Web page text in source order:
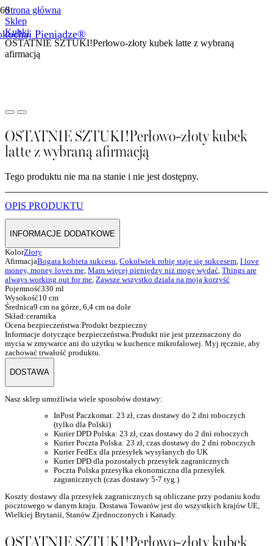
Pieniądze®
Strona główna
Sklep
Kubki
OSTATNIE SZTUKI!Perłowo-złoty kubek latte z wybraną
afirmacją
OSTATNIE SZTUKI!Perłowo-złoty kubek
latte z wybraną afirmacją
Tego produktu nie ma na stanie i nie jest dostępny.
OPIS PRODUKTU
INFORMACJE DODATKOWE
KolorZłoty
AfirmacjaBogata kobieta sukcesu, Cokolwiek robię staje się sukcesem, I love
money, money loves me, Mam więcej pieniędzy niż mogę wydać, Things are
always working out for me, Zawsze wszystko działa na moją korzyść
Pojemność330 ml
Wysokość10 cm
Średnica9 cm na górze, 6,4 cm na dole
Skład:ceramika
Ocena bezpieczeństwa:Produkt bezpieczny
Informacje dotyczące bezpieczeństwa:Produkt nie jest przeznaczony do
mycia w zmywarce ani do użytku w kuchence mikrofalowej. Myj ręcznie, aby
zachować trwałość produktu.
DOSTAWA
Nasz sklep umożliwia wiele sposobów dostawy:
InPost Paczkomat: 23 zł, czas dostawy do 2 dni roboczych
(tylko dla Polski)
Kurier DPD Polska: 23 zł, czas dostawy do 2 dni roboczych
Kurier Poczta Polska: 23 zł, czas dostawy do 2 dni roboczych
Kurier FedEx dla przesyłek wysyłanych do UK
Kurier DPD dla pozostałych przesyłek zagranicznych
Poczta Polska przesyłka ekonomiczna dla przesyłek
zagranicznych (czas dostawy 5-7 tyg.)
Koszty dostawy dla przesyłek zagranicznych są obliczane przy podaniu kodu
pocztowego w danym kraju. Dostawa Towarów jest do wszystkich krajów UE,
Wielkiej Brytanii, Stanów Zjednoczonych i Kanady.
OSTATNIE SZTUKI!Perłowo-złoty kubek